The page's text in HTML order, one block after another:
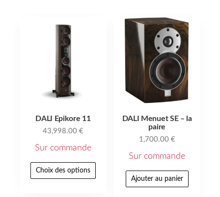
DALI Epikore 11
43,998.00 €
Sur commande
Choix des options
DALI Menuet SE – la
paire
1,700.00 €
Sur commande
Ajouter au panier